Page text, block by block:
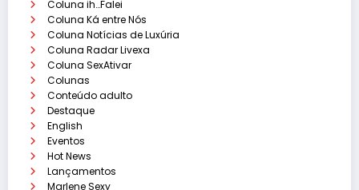
Coluna ih…Falei
Coluna Ká entre Nós
Coluna Notícias de Luxúria
Coluna Radar Livexa
Coluna SexAtivar
Colunas
Conteúdo adulto
Destaque
English
Eventos
Hot News
Lançamentos
Marlene Sexy